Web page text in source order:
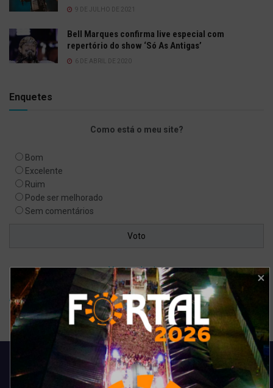
9 DE JULHO DE 2021
Bell Marques confirma live especial com
repertório do show ‘Só As Antigas’
6 DE ABRIL DE 2020
Enquetes
Como está o meu site?
Bom
Excelente
Ruim
Pode ser melhorado
Sem comentários
Ver resultados
Arquivo de enquete